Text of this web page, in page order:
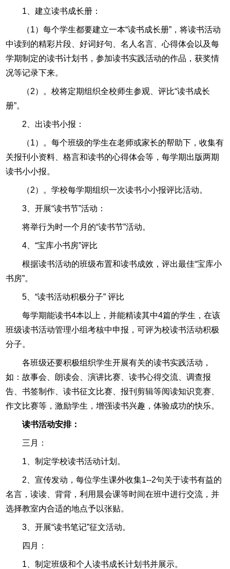
1、建立读书成长册：
（1）每个学生都要建立一本“读书成长册”，将读书活动
中读到的精彩片段、好词好句、名人名言、心得体会以及每
学期制定的读书计划书，参加读书实践活动的作品，获奖情
况等记录下来。
（2）。校将定期组织全校师生参观、评比“读书成长
册”。
2、出读书小报：
（1）。每个班级的学生在老师或家长的帮助下，收集有
关报刊小资料、格言和读书的心得体会等，每学期出版两期
读书小小报。
（2）。学校每学期组织一次读书小小报评比活动。
3、开展“读书节”活动：
将举行为时一个月的“读书节”活动。
4、“宝库小书房”评比
根据读书活动的班级布置和读书成效，评出最佳“宝库小
书房”。
5、“读书活动积极分子” 评比
每学期能读书4本以上，并能精读其中4篇的学生，在该
班级读书活动管理小组考核中申报，可评为校读书活动积极
分子。
各班级还要积极组织学生开展有关的读书实践活动，
如：故事会、朗读会、演讲比赛、读书心得交流、调查报
告、书签制作、读书征文比赛、报刊剪辑等阅读知识竞赛、
作文比赛等，激励学生，增强读书兴趣，体验成功的快乐。
读书活动安排：
三月：
1、制定学校读书活动计划。
2、宣传发动，每位学生课外收集1--2句关于读书有益的
名言，读读、背背，利用晨会课等时间在班中进行交流，并
选择教室内合适的地点予以张贴。
3、开展“读书笔记”征文活动。
四月：
1、制定班级和个人读书成长计划书并展示。